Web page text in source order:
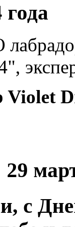
года
Violet
29
с